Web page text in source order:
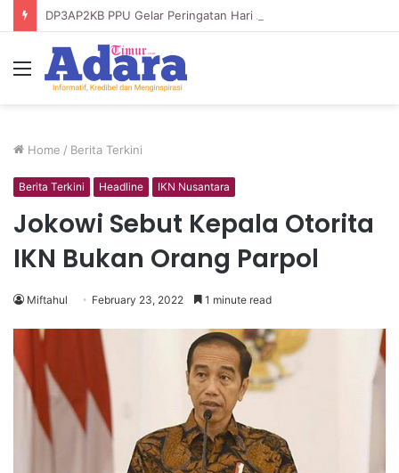
Menu
Home / Berita Terkini
Berita Terkini Headline IKN Nusantara
Jokowi Sebut Kepala Otorita
IKN Bukan Orang Parpol
Miftahul February 23, 2022 1 minute read